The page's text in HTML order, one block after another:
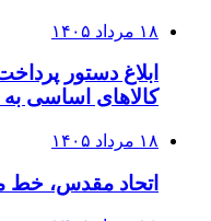
۱۸ مرداد ۱۴۰۵
کالاهای اساسی
۱۸ مرداد ۱۴۰۵
اتحاد مقدس، خط